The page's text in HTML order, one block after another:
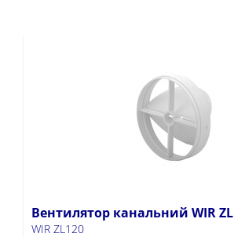
Вентилятор канальний WIR ZL
WIR ZL120